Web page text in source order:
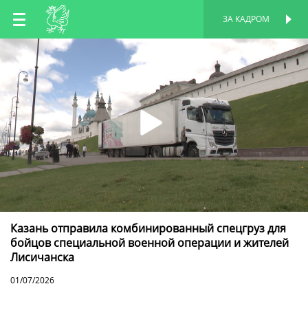
RU
TT
ЗА КАДРОМ
Казань отправила комбинированный спецгруз для
бойцов специальной военной операции и жителей
Лисичанска
01/07/2026
ПЕРСОНАЛЬНАЯ
СТРАНИЦА